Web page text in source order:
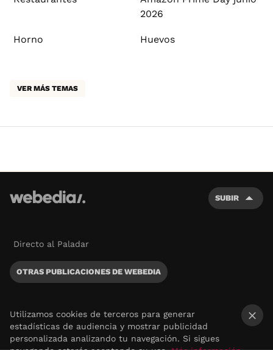
2026
Horno Huevos
VER MÁS TEMAS
SUBIR
Directo al Paladar
OTRAS PUBLICACIONES DE WEBEDIA
Utilizamos cookies de terceros para generar
estadísticas de audiencia y mostrar publicidad
personalizada analizando tu navegación. Si sigues